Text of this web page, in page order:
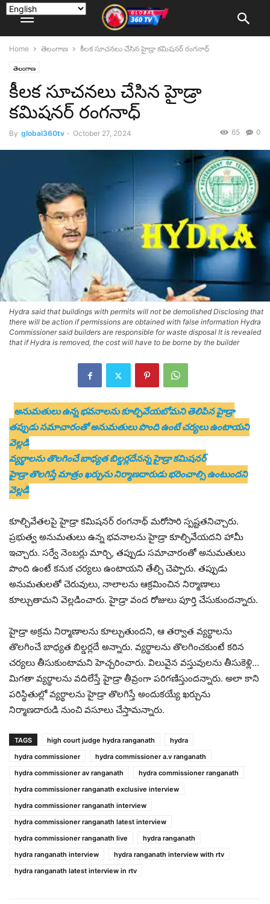
Home తెలంగాణ కీలక సూచనలు చేసిన హైడ్రా కమిషనర్ రంగనాధ్
తెలంగాణ
కీలక సూచనలు చేసిన హైడ్రా
కమిషనర్ రంగనాధ్
By global360tv - October 27, 2024 0
65
Hydra said that buildings with permits will not be demolished Disclosing that
there will be action if permissions are obtained with false information Hydra
Commissioner said builders are responsible for waste disposal It is revealed
that if Hydra is removed, the cost will have to be borne by the builder
అనుమతులు ఉన్న భవనాలను కూల్చివేయబోమని తెలిపిన హైడ్రా
తప్పుడు సమాచారంతో అనుమతులు పొంది ఉంటే చర్యలు ఉంటాయని
వెల్లడి
వ్యర్థాలను తొలగించే బాధ్యత బిల్డర్లదేనన్న హైడ్రా కమిషనర్
హైడ్రా తొలగిస్తే మాత్రం ఖర్చును నిర్మాణదారుడు భరించాల్సి ఉంటుందని
వెల్లడి
కూల్చివేతలపై హైడ్రా కమిషనర్ రంగనాథ్ మరోసారి స్పష్టతనిచ్చారు.
ప్రభుత్వ అనుమతులు ఉన్న భవనాలను హైడ్రా కూల్చివేయదని హామీ
ఇచ్చారు. సర్వే నెంబర్లు మార్చి, తప్పుడు సమాచారంతో అనుమతులు
పొంది ఉంటే కనుక చర్యలు ఉంటాయని తేల్చి చెప్పారు. తప్పుడు
అనుమతులతో చెరువులు, నాలాలను ఆక్రమించిన నిర్మాణాలు
కూల్చుతామని వెల్లడించారు. హైడ్రా వంద రోజులు పూర్తి చేసుకుందన్నారు.
హైడ్రా అక్రమ నిర్మాణాలను కూల్చుతుందని, ఆ తర్వాత వ్యర్థాలను
తొలగించే బాధ్యత బిల్డర్లదే అన్నారు. వ్యర్థాలను తొలగించకుంటే కఠిన
చర్యలు తీసుకుంటామని హెచ్చరించారు. విలువైన వస్తువులను తీసుకెళ్లి…
మిగతా వ్యర్థాలను వదిలేస్తే హైడ్రా తీవ్రంగా పరిగణిస్తుందన్నారు. అలా కాని
పరిస్థితుల్లో వ్యర్థాలను హైడ్రా తొలగిస్తే అందుకయ్యే ఖర్చును
నిర్మాణదారుడి నుంచి వసూలు చేస్తామన్నారు.
TAGS high court judge hydra ranganath
hydra
hydra commissioner
hydra commissioner a.v ranganath
hydra commissioner av ranganath
hydra commissioner ranganath
hydra commissioner ranganath exclusive interview
hydra commissioner ranganath interview
hydra commissioner ranganath latest interview
hydra commissioner ranganath live
hydra ranganath
hydra ranganath interview
hydra ranganath interview with rtv
hydra ranganath latest interview in rtv